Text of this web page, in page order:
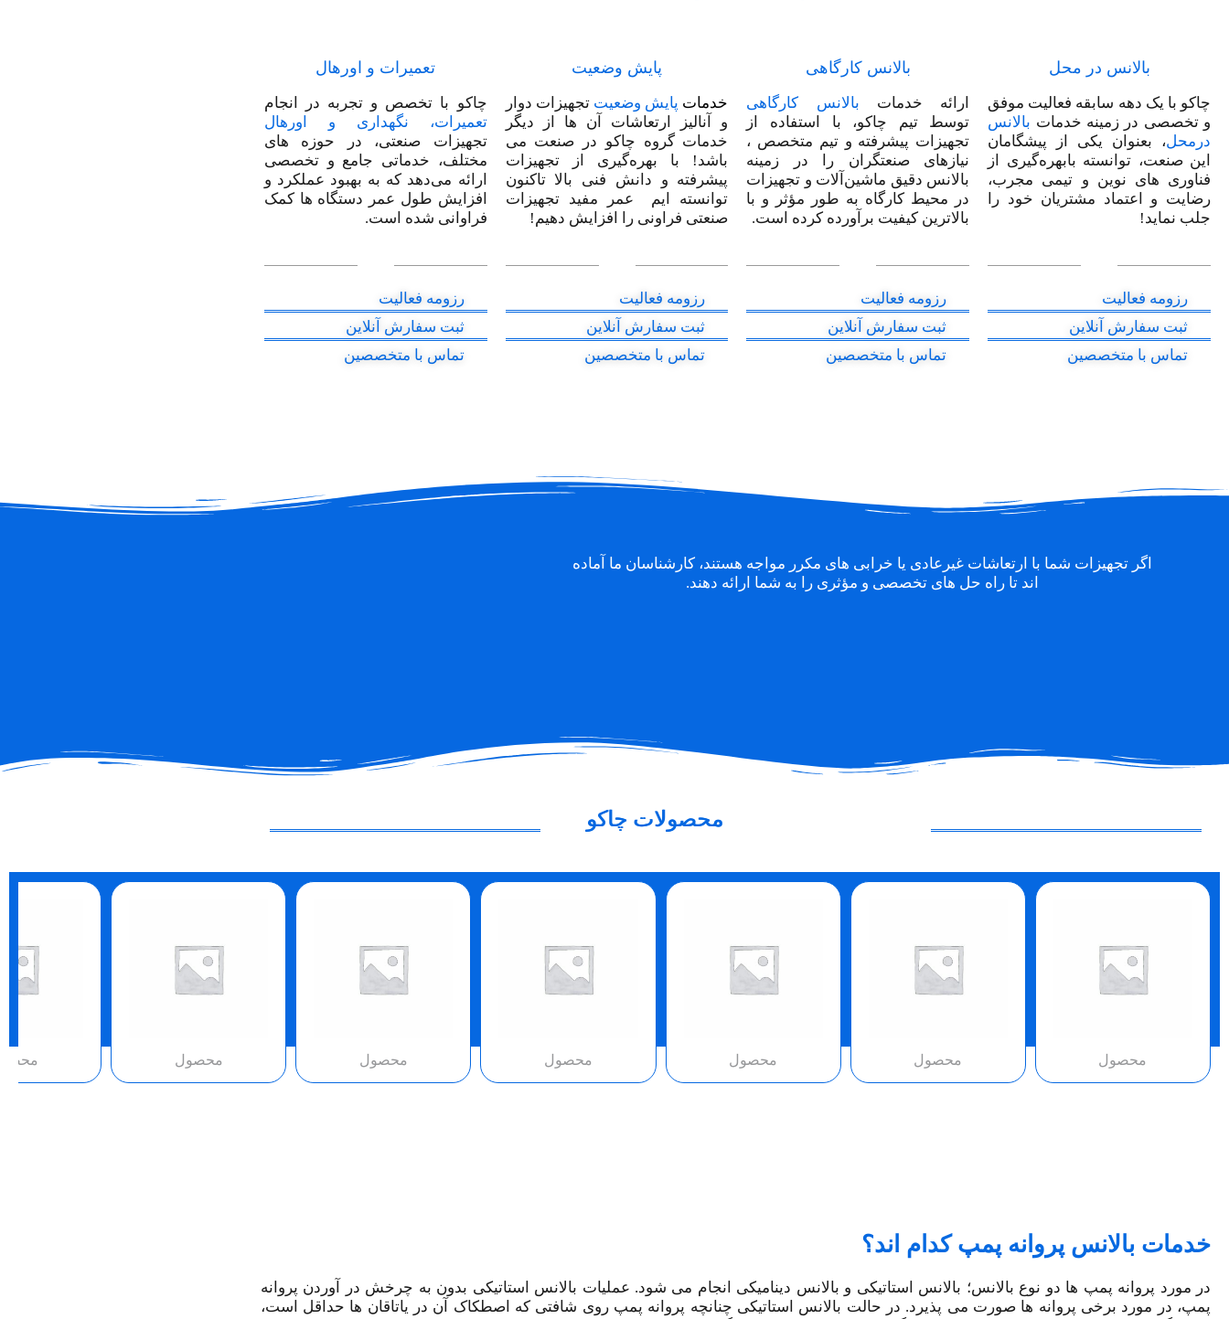
بالانس در محل
چاکو با یک دهه سابقه‌ فعالیت موفق
و تخصصی در زمینه خدمات بالانس
درمحل، بعنوان یکی از پیشگامان
این صنعت، توانسته بابهره‌گیری از
فناوری های نوین و تیمی مجرب،
رضایت و اعتماد مشتریان خود را
جلب نماید!
رزومه فعالیت
ثبت سفارش آنلاین
تماس با متخصصین
بالانس کارگاهی
ارائه خدمات بالانس کارگاهی
توسط تیم چاکو، با استفاده از
تجهیزات پیشرفته و تیم متخصص ،
نیازهای صنعتگران را در زمینه
بالانس دقیق ماشین‌آلات و تجهیزات
در محیط کارگاه به طور مؤثر و با
بالاترین کیفیت برآورده کرده است.
رزومه فعالیت
ثبت سفارش آنلاین
تماس با متخصصین
پایش وضعیت
خدمات پایش وضعیت تجهیزات دوار
و آنالیز ارتعاشات آن ها از دیگر
خدمات گروه چاکو در صنعت می
باشد! با بهره‌گیری از تجهیزات
پیشرفته و دانش فنی بالا تاکنون
توانسته ایم عمر مفید تجهیزات
صنعتی فراونی را افزایش دهیم!
رزومه فعالیت
ثبت سفارش آنلاین
تماس با متخصصین
تعمیرات و اورهال
چاکو با تخصص و تجربه در انجام
تعمیرات، نگهداری و اورهال
تجهیزات صنعتی، در حوزه های
مختلف، خدماتی جامع و تخصصی
ارائه می‌دهد که به بهبود عملکرد و
افزایش طول عمر دستگاه ها کمک
فراوانی شده است.
رزومه فعالیت
ثبت سفارش آنلاین
تماس با متخصصین
اگر تجهیزات شما با ارتعاشات غیرعادی یا خرابی های مکرر مواجه هستند، کارشناسان ما آماده
اند تا راه حل های تخصصی و مؤثری را به شما ارائه دهند.
محصولات چاکو
محصول محصول محصول محصول محصول محصول
خدمات بالانس پروانه پمپ کدام اند؟
در مورد پروانه پمپ ها دو نوع بالانس؛ بالانس استاتیکی و بالانس دینامیکی انجام می شود. عملیات بالانس استاتیکی بدون به چرخش در آوردن پروانه
پمپ، در مورد برخی پروانه ها صورت می پذیرد. در حالت بالانس استاتیکی چنانچه پروانه پمپ روی شافتی که اصطکاک آن در یاتاقان ها حداقل است،